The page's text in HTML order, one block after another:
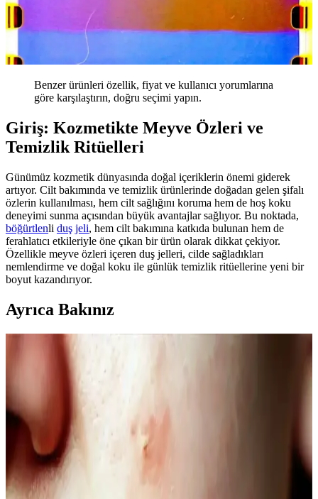
Benzer ürünleri özellik, fiyat ve kullanıcı yorumlarına
göre karşılaştırın, doğru seçimi yapın.
Giriş: Kozmetikte Meyve Özleri ve
Temizlik Ritüelleri
Günümüz kozmetik dünyasında doğal içeriklerin önemi giderek
artıyor. Cilt bakımında ve temizlik ürünlerinde doğadan gelen şifalı
özlerin kullanılması, hem cilt sağlığını koruma hem de hoş koku
deneyimi sunma açısından büyük avantajlar sağlıyor. Bu noktada,
böğürtlenli duş jeli, hem cilt bakımına katkıda bulunan hem de
ferahlatıcı etkileriyle öne çıkan bir ürün olarak dikkat çekiyor.
Özellikle meyve özleri içeren duş jelleri, cilde sağladıkları
nemlendirme ve doğal koku ile günlük temizlik ritüellerine yeni bir
boyut kazandırıyor.
Ayrıca Bakınız
Kahve Siyah ve Yarı Kalıcı Saç Renkleri: Doğal ve
Güncel Bir Tercih Rehberi
kolaylığı sunar. Bu rehberde renk özellikleri, uygulama ve bakım
ipuçlarıyla saçınıza şıklık katın.
Doğal Denge ve Güzellik Arasındaki Bağlantı:
Güncel Trendler ve Doğal Bakım Yöntemleri
Doğal dengeyi koruma ve güzelliği destekleme yöntemleri, organik